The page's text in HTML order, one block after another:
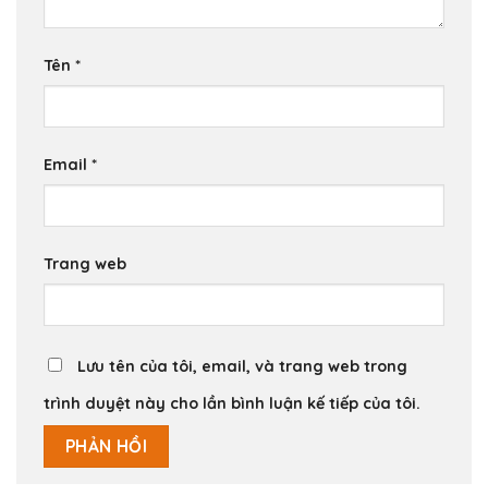
Tên *
Email *
Trang web
Lưu tên của tôi, email, và trang web trong
trình duyệt này cho lần bình luận kế tiếp của tôi.